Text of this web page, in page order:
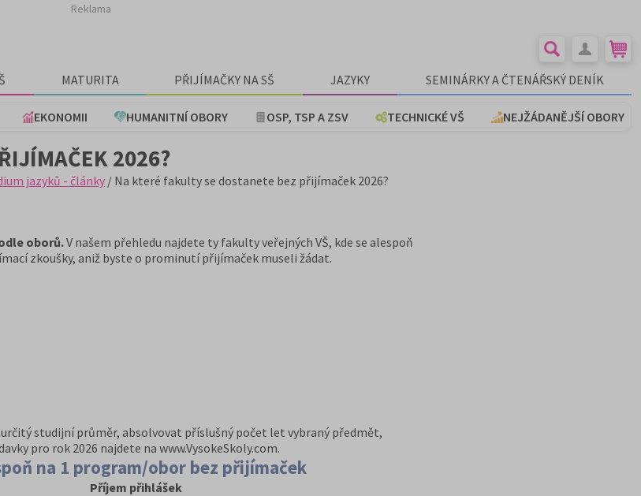
Reklama
MATURITA PŘIJÍMAČKY NA SŠ JAZYKY SEMINÁRKY A ČTENÁŘSKÝ DENÍK
EKONOMII HUMANITNÍ OBORY OSP, TSP A ZSV TECHNICKÉ VŠ NEJŽÁDANĚJŠÍ OBORY
2026?
jazyků - články/ Na které fakulty se dostanete bez přijímaček 2026?
oborů.V našem přehledu najdete ty fakulty veřejných VŠ, kde se alespoň
zkoušky, aniž byste o prominutí přijímaček museli žádat.
studijní průměr, absolvovat příslušný počet let vybraný předmět,
pro rok 2026 najdete na www.VysokeSkoly.com.
na 1 program/obor bez přijímaček
Příjem přihlášek